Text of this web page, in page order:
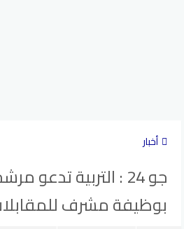
أخبار
جو 24 : التربية تدعو
بوظيفة مشرف